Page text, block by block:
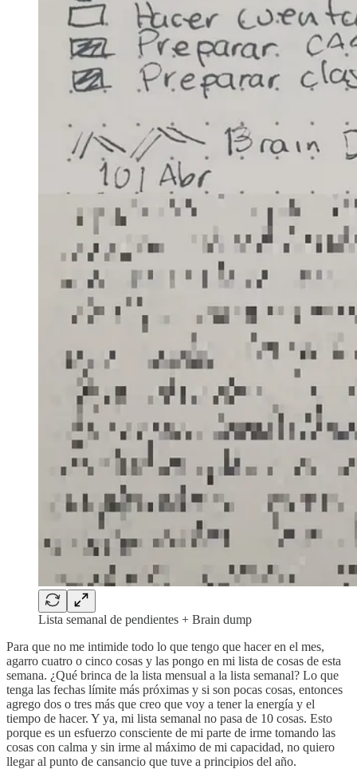
Lista semanal de pendientes + Brain dump
Para que no me intimide todo lo que tengo que hacer en el mes,
agarro cuatro o cinco cosas y las pongo en mi lista de cosas de esta
semana. ¿Qué brinca de la lista mensual a la lista semanal? Lo que
tenga las fechas límite más próximas y si son pocas cosas, entonces
agrego dos o tres más que creo que voy a tener la energía y el
tiempo de hacer. Y ya, mi lista semanal no pasa de 10 cosas. Esto
porque es un esfuerzo consciente de mi parte de irme tomando las
cosas con calma y sin irme al máximo de mi capacidad, no quiero
llegar al punto de cansancio que tuve a principios del año.